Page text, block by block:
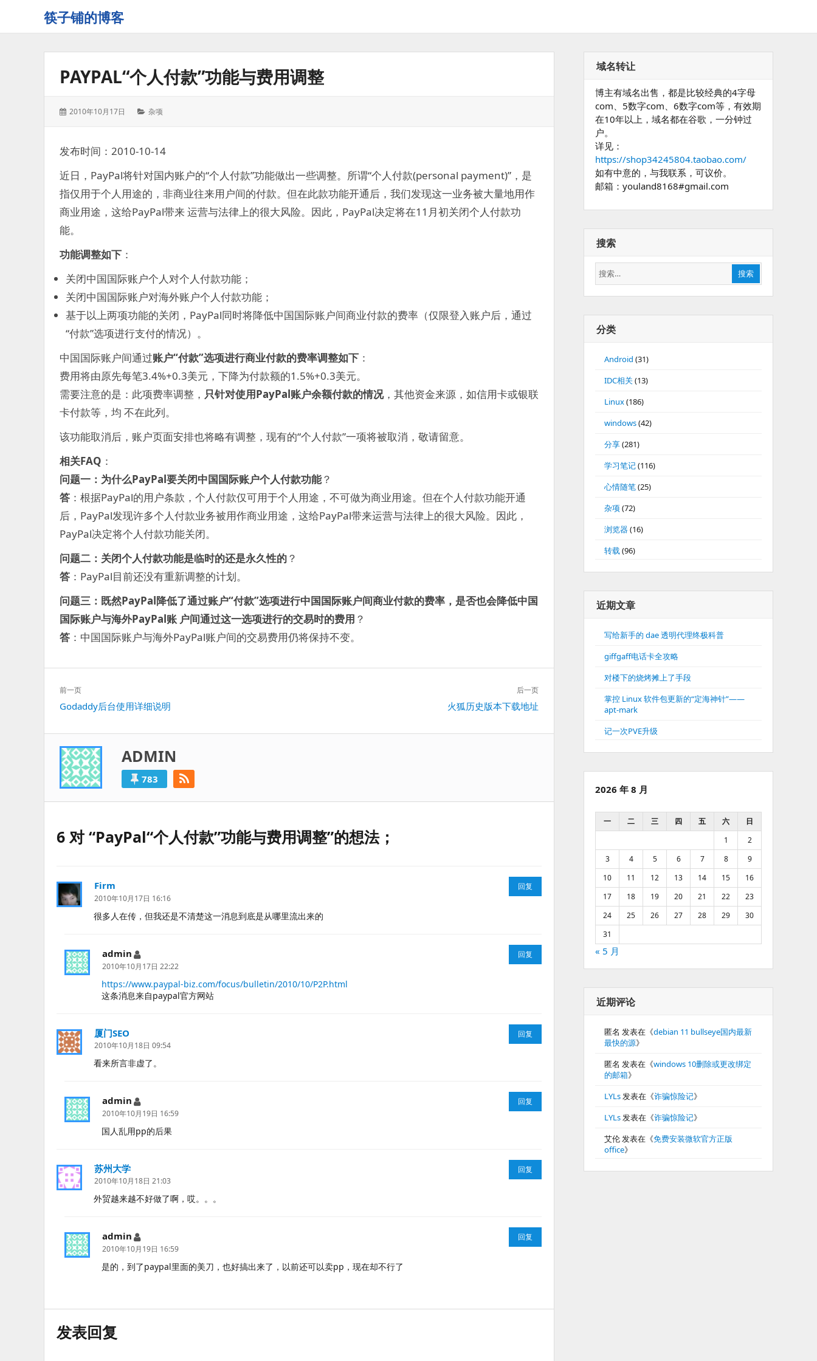
筷子铺的博客
录
PAYPAL“个人付款”功能与费用调整
发
2010年10月17日
分
杂项
发布时间：2010-10-14
近日，PayPal将针对国内账户的“个人付款”功能做出一些调整。所谓“个人付款(personal payment)”，是
指仅用于个人用途的，非商业往来用户间的付款。但在此款功能开通后，我们发现这一业务被大量地用作
商业用途，这给PayPal带来 运营与法律上的很大风险。因此，PayPal决定将在11月初关闭个人付款功
能。
功能调整如下 ：
关闭中国国际账户个人对个人付款功能；
关闭中国国际账户对海外账户个人付款功能；
基于以上两项功能的关闭，PayPal同时将降低中国国际账户间商业付款的费率（仅限登入账户后，通过
“付款”选项进行支付的情况）。
中国国际账户间通过账户“付款”选项进行商业付款的费率调整如下 ：
费用将由原先每笔3.4%+0.3美元，下降为付款额的1.5%+0.3美元。
需要注意的是：此项费率调整， 只针对使用PayPal账户余额付款的情况，其他资金来源，如信用卡或银联
卡付款等，均 不在此列。
该功能取消后，账户页面安排也将略有调整，现有的“个人付款”一项将被取消，敬请留意。
相关FAQ ：
问题一：为什么PayPal要关闭中国国际账户个人付款功能？
答 ：根据PayPal的用户条款，个人付款仅可用于个人用途，不可做为商业用途。但在个人付款功能开通
后，PayPal发现许多个人付款业务被用作商业用途，这给PayPal带来运营与法律上的很大风险。因此，
PayPal决定将个人付款功能关闭。
问题二：关闭个人付款功能是临时的还是永久性的？
答 ：PayPal目前还没有重新调整的计划。
问题三：既然PayPal降低了通过账户“付款”选项进行中国国际账户间商业付款的费率，是否也会降低中国
国际账户与海外PayPal账 户间通过这一选项进行的交易时的费用 ？
答 ：中国国际账户与海外PayPal账户间的交易费用仍将保持不变。
文
章
导
航
前一页
上
篇：
Godaddy后台使用详细说明
后一页
篇：
火狐历史版本下载地址
ADMIN
783
6 对 “PayPal“个人付款”功能与费用调整”的想法；
Firm
道：
2010年10月17日 16:16
很多人在传，但我还是不清楚这一消息到底是从哪里流出来的
回复
admin
说
道：
2010年10月17日 22:22
https://www.paypal-biz.com/focus/bulletin/2010/10/P2P.html
这条消息来自paypal官方网站
回复
厦门SEO
道：
2010年10月18日 09:54
看来所言非虚了。
回复
admin
说
道：
2010年10月19日 16:59
国人乱用pp的后果
回复
苏州大学
道：
2010年10月18日 21:03
外贸越来越不好做了啊，哎。。。
回复
admin
说
道：
2010年10月19日 16:59
是的，到了paypal里面的美刀，也好搞出来了，以前还可以卖pp，现在却不行了
回复
发表回复
域名转让
博主有域名出售，都是比较经典的4字母
com、5数字com、6数字com等，有效期
在10年以上，域名都在谷歌，一分钟过
户。
详见：
https://shop34245804.taobao.com/
如有中意的，与我联系，可议价。
邮箱：youland8168#gmail.com
搜索
搜
索：
搜索
分类
Android (31)
IDC相关(13)
Linux(186)
windows(42)
分享(281)
学习笔记(116)
心情随笔(25)
杂项 (72)
浏览器(16)
转载(96)
近期文章
写给新手的 dae 透明代理终极科普
giffgaff电话卡全攻略
对楼下的烧烤摊上了手段
掌控 Linux 软件包更新的“定海神针”——
apt-mark
记一次PVE升级
2026 年 8 月
一 二 三 四 五 六
日
1
2
3
4 5 6 7 8
9
10
11 12 13 14 15
16
17
18 19 20 21 22
23
24
25 26 27 28 29
30
31
« 5 月
近期评论
匿名 发表在《debian 11 bullseye国内最新
最快的源》
匿名 发表在《windows 10删除或更改绑定
的邮箱》
LYLs发表在《诈骗惊险记》
LYLs发表在《诈骗惊险记》
艾伦发表在《免费安装微软官方正版
office》